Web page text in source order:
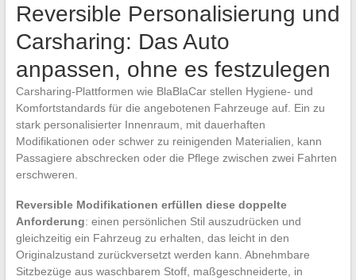
Reversible Personalisierung und
Carsharing: Das Auto
anpassen, ohne es festzulegen
Carsharing-Plattformen wie BlaBlaCar stellen Hygiene- und
Komfortstandards für die angebotenen Fahrzeuge auf. Ein zu
stark personalisierter Innenraum, mit dauerhaften
Modifikationen oder schwer zu reinigenden Materialien, kann
Passagiere abschrecken oder die Pflege zwischen zwei Fahrten
erschweren.
Reversible Modifikationen erfüllen diese doppelte
Anforderung: einen persönlichen Stil auszudrücken und
gleichzeitig ein Fahrzeug zu erhalten, das leicht in den
Originalzustand zurückversetzt werden kann. Abnehmbare
Sitzbezüge aus waschbarem Stoff, maßgeschneiderte, in